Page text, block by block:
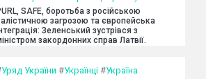
SAFE, боротьба з російською
загрозою та європейська
Зеленський зустрівся з
закордонних справ Латвії.
Уряд України #Українці #Україна